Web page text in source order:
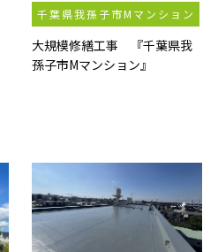
千葉県我孫子市Mマンション
大規模修繕工事 『千葉県我
孫子市Mマンション』